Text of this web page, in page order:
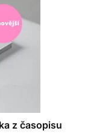
z časopisu